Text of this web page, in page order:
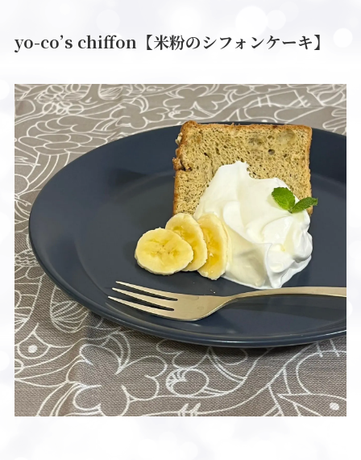
yo-co’s chiffon【米粉のシフォンケーキ】